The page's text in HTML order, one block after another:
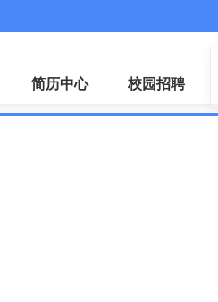
简历中心 校园招聘